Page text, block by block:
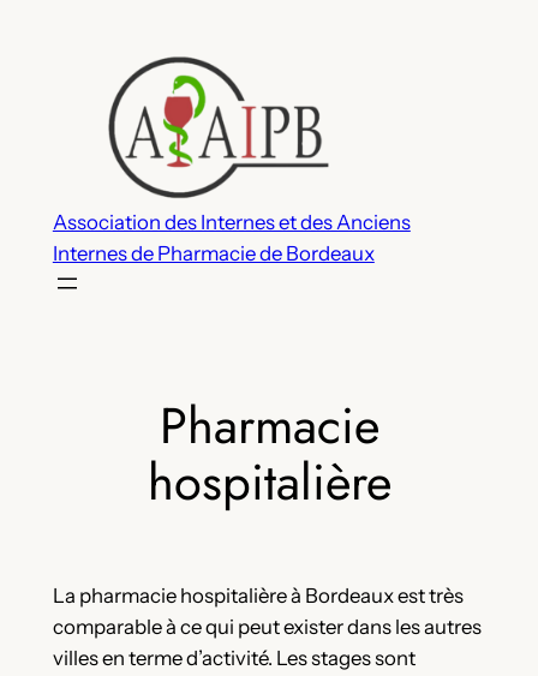
Association des Internes et des Anciens
Internes de Pharmacie de Bordeaux
Pharmacie
hospitalière
La pharmacie hospitalière à Bordeaux est très
comparable à ce qui peut exister dans les autres
villes en terme d’activité. Les stages sont